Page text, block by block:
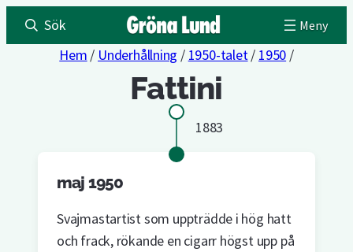
Sök
Hem / Underhållning / 1950-talet/ 1950 /
Fattini
1883
maj 1950
Svajmastartist som uppträdde i hög hatt
och frack, rökande en cigarr högst upp på